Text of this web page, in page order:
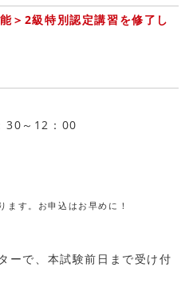
＞2級特別認定講習を修了し
30～12：00
ます。お申込はお早めに！
ーで、本試験前日まで受け付